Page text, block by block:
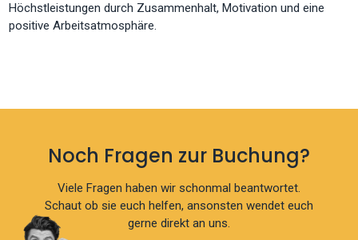
Höchstleistungen durch Zusammenhalt, Motivation und eine
positive Arbeitsatmosphäre.
Noch Fragen zur Buchung?
Viele Fragen haben wir schonmal beantwortet.
Schaut ob sie euch helfen, ansonsten wendet euch
gerne direkt an uns.